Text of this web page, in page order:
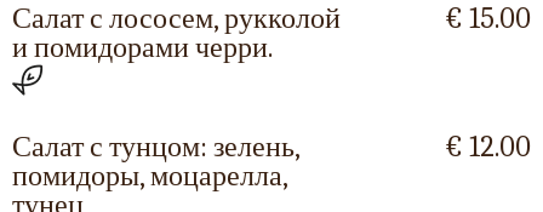
Салат с лососем, рукколой
и помидорами черри.
€ 15.00
Салат с тунцом: зелень,
помидоры, моцарелла,
тунец
€ 12.00